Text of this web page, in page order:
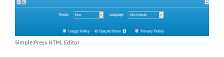
Simple:Press HTML Editor